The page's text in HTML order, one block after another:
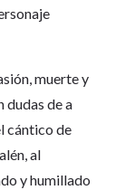
muerte y
dudas de a
cántico de
al
y humillado